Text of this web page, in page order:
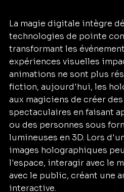
La magie digitale intègre
technologies de pointe
transformant les
expériences visuelles
animations ne sont plus
fiction, aujourd'hui, les
aux magiciens de créer
spectaculaires en faisant
ou des personnes sous
lumineuses en 3D. Lors
images holographiques
l'espace, interagir avec le
avec le public, créant une
interactive.